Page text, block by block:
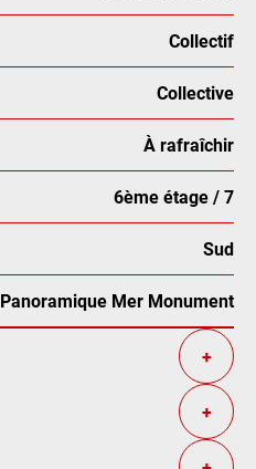
Collectif
Collective
À rafraîchir
6ème étage / 7
Sud
Panoramique Mer Monument
+
+